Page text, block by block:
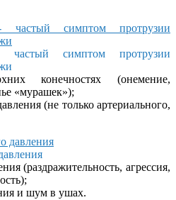
симптом протрузии
конечностях (онемение,
«мурашек»);
(не только артериального,
(раздражительность, агрессия,
и шум в ушах.